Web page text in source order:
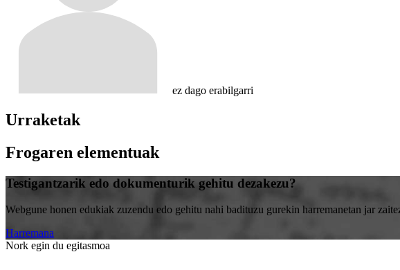
ez dago erabilgarri
Urraketak
Frogaren elementuak
Testigantzarik edo dokumenturik gehitu dezakezu?
Webgune honen edukiak zuzendu edo gehitu nahi badituzu gurekin harremanetan jar
Harremana
Nork egin du egitasmoa